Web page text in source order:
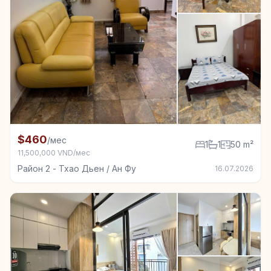
Квартира в аренду в Район 2 - Тхао Дьен / Ан Фу,
$460/мес
11,500,000 VND/мес
1 1 50 m²
Район 2 - Тхао Дьен / Ан Фу 16.07.2026